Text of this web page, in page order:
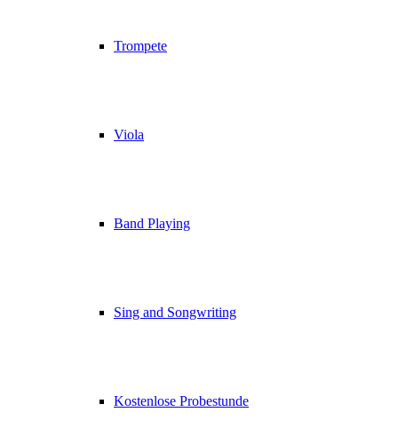
Trompete
Viola
Band Playing
Sing and Songwriting
Kostenlose Probestunde